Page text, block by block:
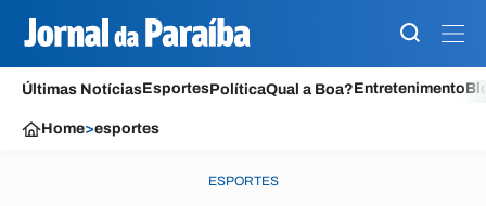
Últimas NotíciasEsportesPolíticaQual a Boa?Entretenimento
Home>esportes
ESPORTES